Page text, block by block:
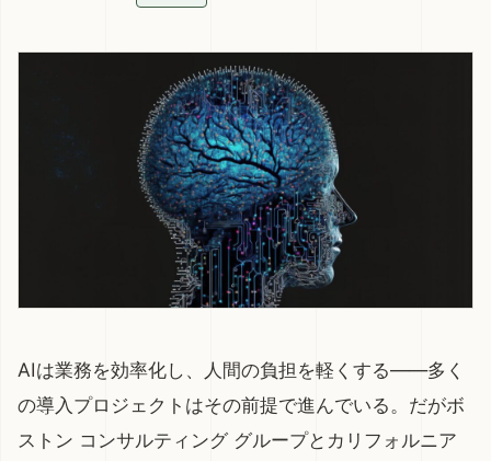
AIは業務を効率化し、人間の負担を軽くする——多く
の導入プロジェクトはその前提で進んでいる。だがボ
ストン コンサルティング グループとカリフォルニア